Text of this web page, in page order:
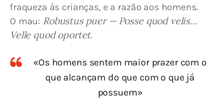
fraqueza às crianças, e a razão aos homens.
O mau: Robustus puer — Posse quod velis…
Velle quod oportet.
«Os homens sentem maior prazer com o
que alcançam do que com o que já
possuem»